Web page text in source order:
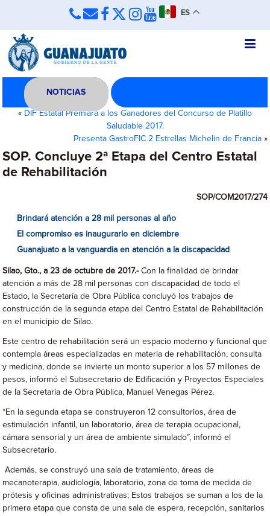
ES
NOTICIAS
« DIF Estatal Premiará a los Ganadores del Concurso de Platillo
Saludable 2017.
Presenta GastroFIC 2 Estrellas Michelin de Francia»
SOP. Concluye 2ª Etapa del Centro Estatal
de Rehabilitación
SOP/COM2017/274
Brindará atención a 28 mil personas al año
El compromiso es inaugurarlo en diciembre
Guanajuato a la vanguardia en atención a la discapacidad
Silao, Gto., a 23 de octubre de 2017.-Con la finalidad de brindar
atención a más de 28 mil personas con discapacidad de todo el
Estado, la Secretaría de Obra Pública concluyó los trabajos de
construcción de la segunda etapa del Centro Estatal de Rehabilitación
en el municipio de Silao.
Este centro de rehabilitación será un espacio moderno y funcional que
contempla áreas especializadas en materia de rehabilitación, consulta
y medicina, donde se invierte un monto superior a los 57 millones de
pesos, informó el Subsecretario de Edificación y Proyectos Especiales
de la Secretaría de Obra Pública, Manuel Venegas Pérez.
“En la segunda etapa se construyeron 12 consultorios, área de
estimulación infantil, un laboratorio, área de terapia ocupacional,
cámara sensorial y un área de ambiente simulado”, informó el
Subsecretario.
Además, se construyó una sala de tratamiento, áreas de
mecanoterapia, audiología, laboratorio, zona de toma de medida de
prótesis y oficinas administrativas; Estos trabajos se suman a los de la
primera etapa que consta de una sala de espera, recepción, sanitarios